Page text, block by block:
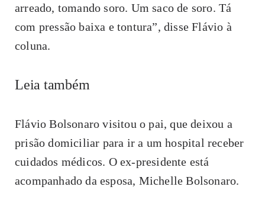
arreado, tomando soro. Um saco de soro. Tá
com pressão baixa e tontura”, disse Flávio à
coluna.
Leia também
Flávio Bolsonaro visitou o pai, que deixou a
prisão domiciliar para ir a um hospital receber
cuidados médicos. O ex-presidente está
acompanhado da esposa, Michelle Bolsonaro.